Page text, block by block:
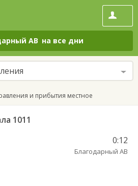
АВ на все дни
и прибытия местное
1011
0:12
Благодарный АВ